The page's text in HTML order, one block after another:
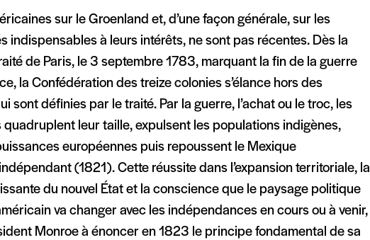
sur le Groenland et, d’une façon générale, sur les
indispensables à leurs intérêts, ne sont pas récentes. Dès la
de Paris, le 3 septembre 1783, marquant la fin de la guerre
la Confédération des treize colonies s’élance hors des
sont définies par le traité. Par la guerre, l’achat ou le troc, les
quadruplent leur taille, expulsent les populations indigènes,
européennes puis repoussent le Mexique
(1821). Cette réussite dans l’expansion territoriale, la
du nouvel État et la conscience que le paysage politique
va changer avec les indépendances en cours ou à venir,
Monroe à énoncer en 1823 le principe fondamental de sa